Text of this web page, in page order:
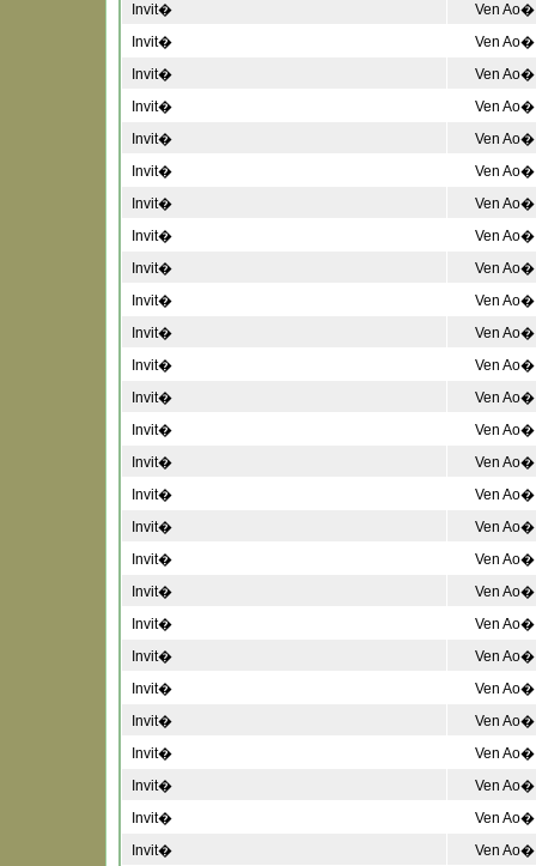
Invit�
Ven Ao�
Invit�
Ven Ao�
Invit�
Ven Ao�
Invit�
Ven Ao�
Invit�
Ven Ao�
Invit�
Ven Ao�
Invit�
Ven Ao�
Invit�
Ven Ao�
Invit�
Ven Ao�
Invit�
Ven Ao�
Invit�
Ven Ao�
Invit�
Ven Ao�
Invit�
Ven Ao�
Invit�
Ven Ao�
Invit�
Ven Ao�
Invit�
Ven Ao�
Invit�
Ven Ao�
Invit�
Ven Ao�
Invit�
Ven Ao�
Invit�
Ven Ao�
Invit�
Ven Ao�
Invit�
Ven Ao�
Invit�
Ven Ao�
Invit�
Ven Ao�
Invit�
Ven Ao�
Invit�
Ven Ao�
Invit�
Ven Ao�